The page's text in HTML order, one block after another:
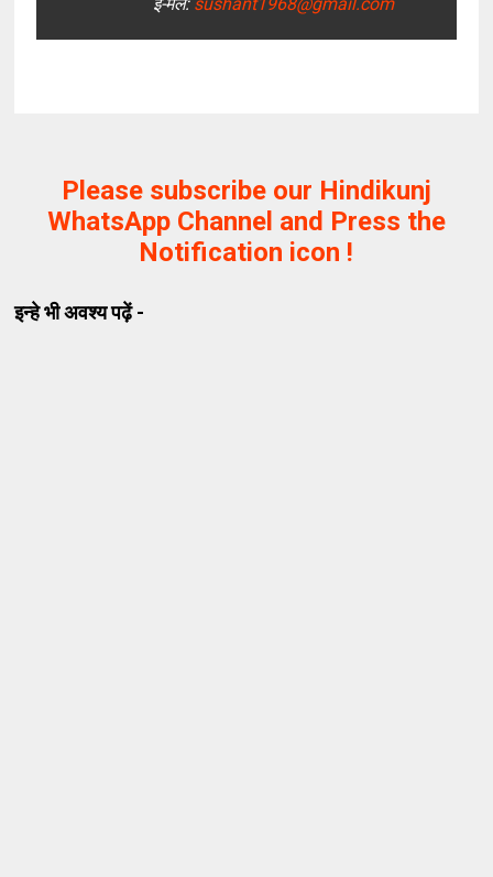
Please subscribe our Hindikunj
WhatsApp Channel and Press the
Notification icon !
इन्हे भी अवश्य पढ़ें -